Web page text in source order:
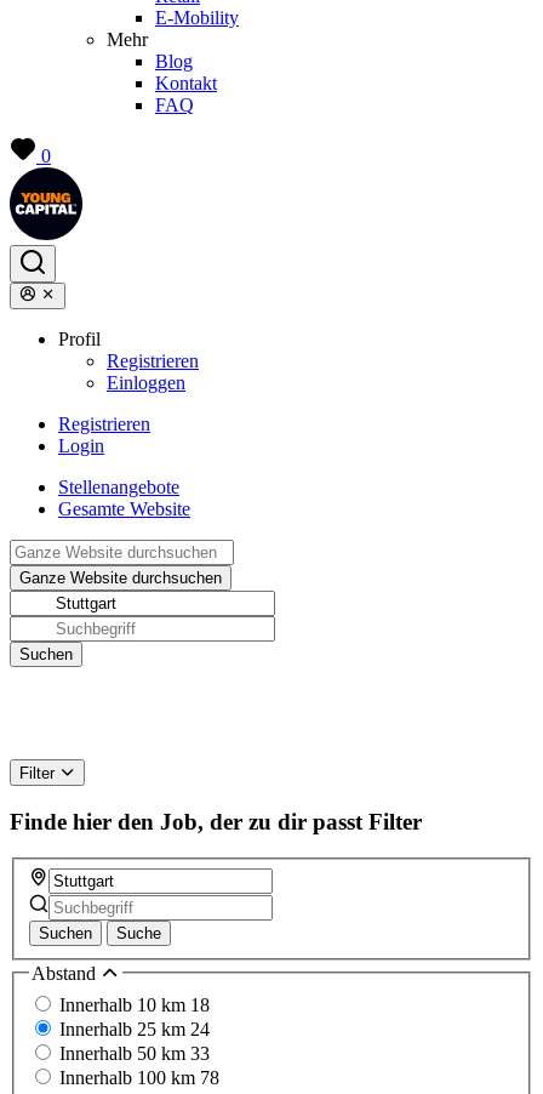
E-Mobility
Mehr
Blog
Kontakt
FAQ
0
Profil
Registrieren
Einloggen
Registrieren
Login
Stellenangebote
Gesamte Website
Filter
Finde hier den Job, der zu dir passt Filter
Suchen Suche
Abstand
Innerhalb 10 km 18
Innerhalb 25 km 24
Innerhalb 50 km 33
Innerhalb 100 km 78